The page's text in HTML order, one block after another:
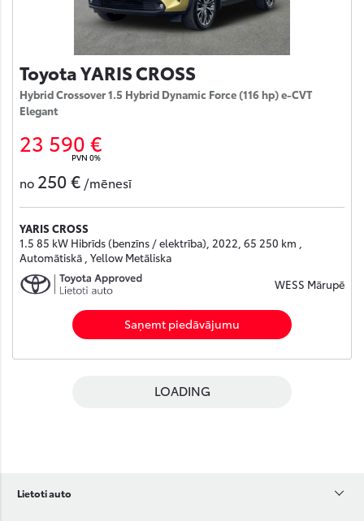
Toyota YARIS CROSS
Hybrid Crossover 1.5 Hybrid Dynamic Force (116 hp) e-CVT
Elegant
23 590 €
PVN 0%
no 250 € /mēnesī
YARIS CROSS
1.5 85 kW Hibrīds (benzīns / elektrība), 2022, 65 250 km ,
Automātiskā , Yellow Metāliska
WESS Mārupē
Saņemt piedāvājumu
LOADING
Lietoti auto